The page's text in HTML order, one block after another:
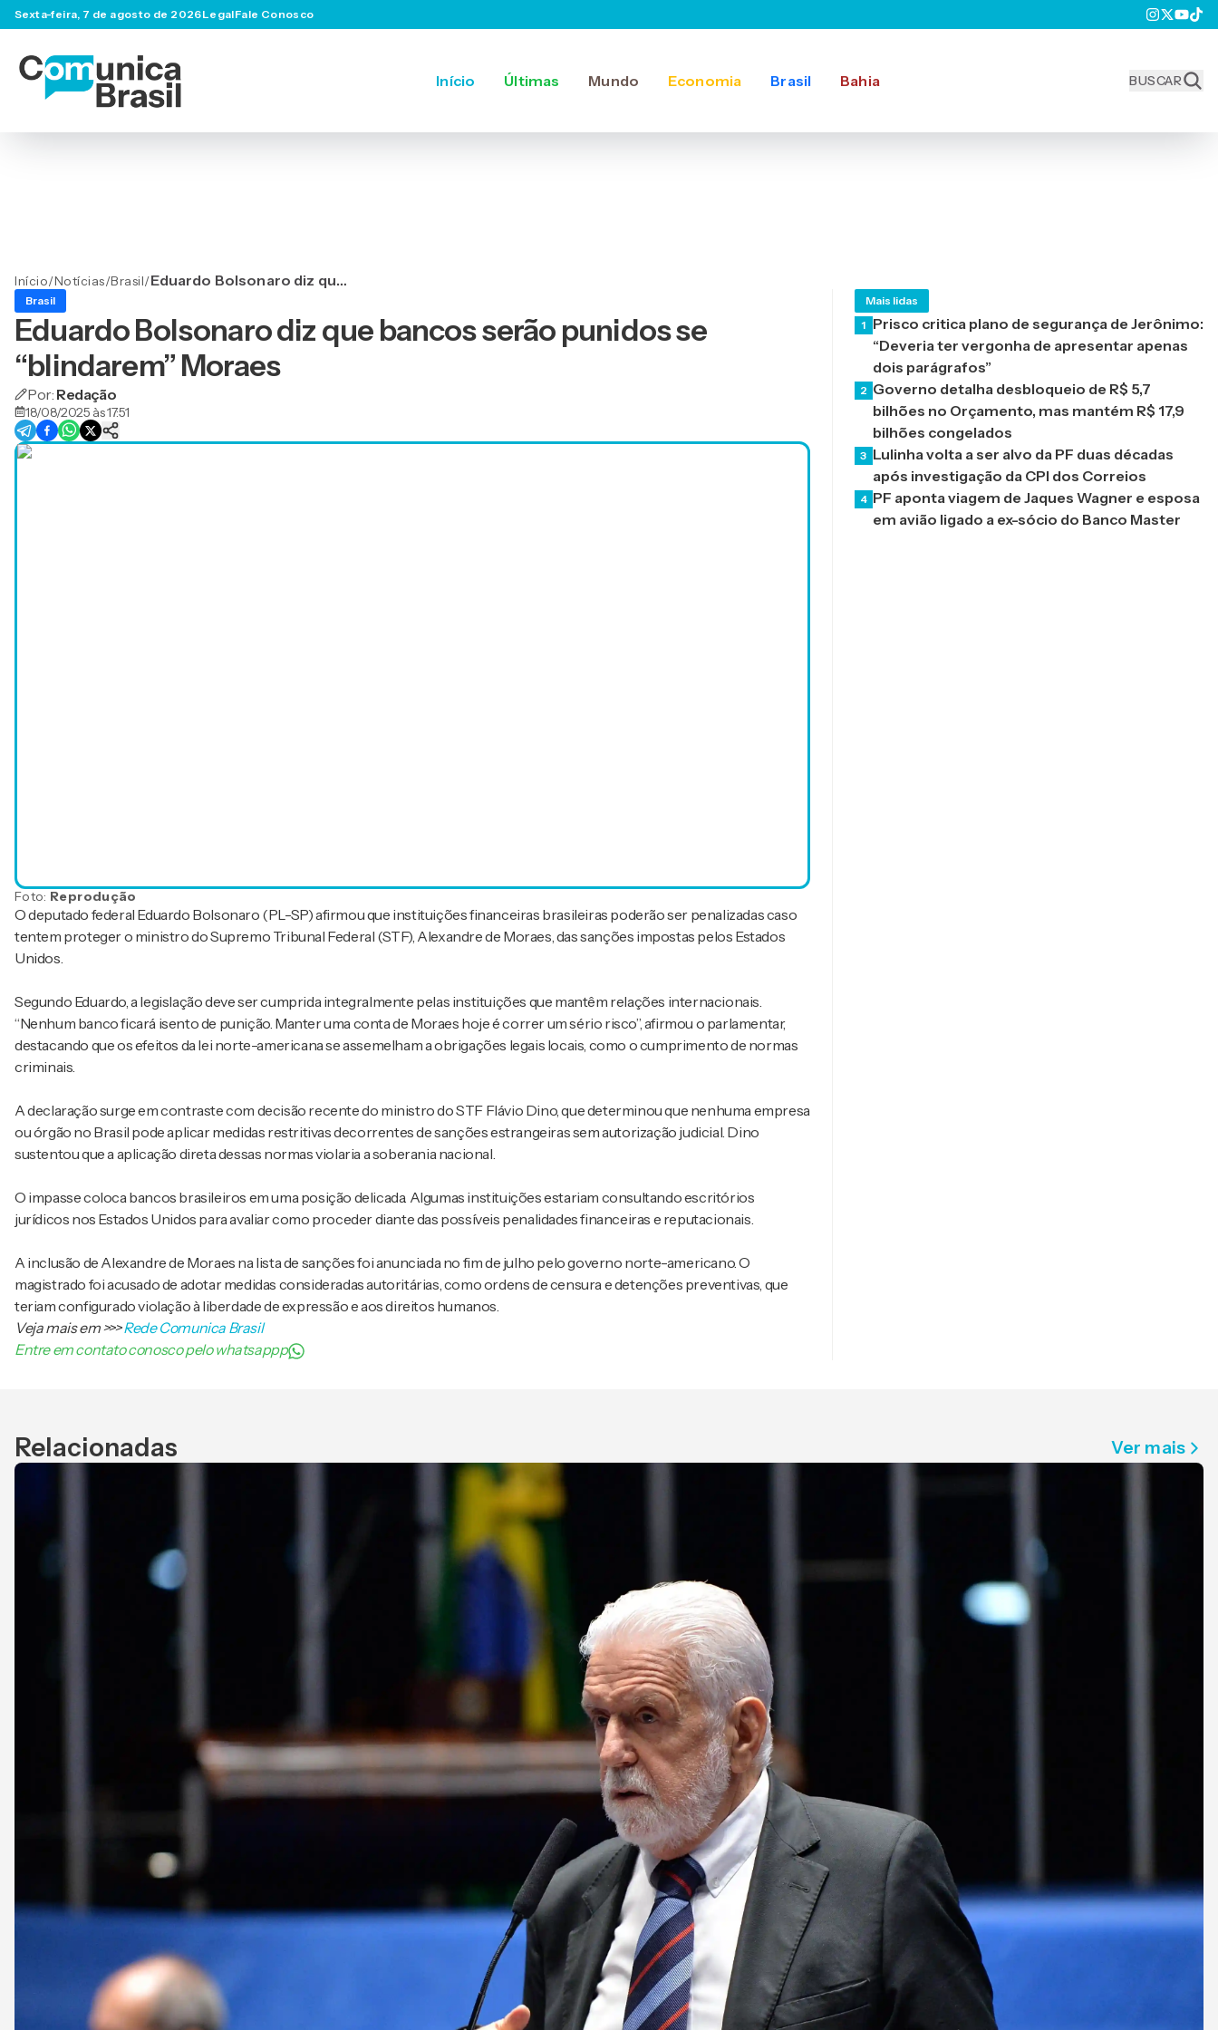
Sexta-feira, 7 de agosto de 2026LegalFale Conosco
Início Últimas Mundo Economia Brasil Bahia BUSCAR
Início/Notícias/Brasil/Eduardo Bolsonaro diz que
“blindarem” Moraes
Brasil
Eduardo Bolsonaro diz que bancos serão punidos se
“blindarem” Moraes
Por: Redação
18/08/2025 às 17:51
Foto: Reprodução
O deputado federal Eduardo Bolsonaro (PL-SP) afirmou que instituições financeiras brasileiras poderão ser penalizadas caso
tentem proteger o ministro do Supremo Tribunal Federal (STF), Alexandre de Moraes, das sanções impostas pelos Estados
Unidos.
Segundo Eduardo, a legislação deve ser cumprida integralmente pelas instituições que mantêm relações internacionais.
“Nenhum banco ficará isento de punição. Manter uma conta de Moraes hoje é correr um sério risco”, afirmou o parlamentar,
destacando que os efeitos da lei norte-americana se assemelham a obrigações legais locais, como o cumprimento de normas
criminais.
A declaração surge em contraste com decisão recente do ministro do STF Flávio Dino, que determinou que nenhuma empresa
ou órgão no Brasil pode aplicar medidas restritivas decorrentes de sanções estrangeiras sem autorização judicial. Dino
sustentou que a aplicação direta dessas normas violaria a soberania nacional.
O impasse coloca bancos brasileiros em uma posição delicada. Algumas instituições estariam consultando escritórios
jurídicos nos Estados Unidos para avaliar como proceder diante das possíveis penalidades financeiras e reputacionais.
A inclusão de Alexandre de Moraes na lista de sanções foi anunciada no fim de julho pelo governo norte-americano. O
magistrado foi acusado de adotar medidas consideradas autoritárias, como ordens de censura e detenções preventivas, que
teriam configurado violação à liberdade de expressão e aos direitos humanos.
Veja mais em>>>Rede Comunica Brasil
Entre em contato conosco pelo whatsappp
Mais lidas
1 Prisco critica plano de segurança de Jerônimo:
“Deveria ter vergonha de apresentar apenas
dois parágrafos”
2 Governo detalha desbloqueio de R$ 5,7
bilhões no Orçamento, mas mantém R$ 17,9
bilhões congelados
3 Lulinha volta a ser alvo da PF duas décadas
após investigação da CPI dos Correios
4 PF aponta viagem de Jaques Wagner e esposa
em avião ligado a ex-sócio do Banco Master
Relacionadas Ver mais